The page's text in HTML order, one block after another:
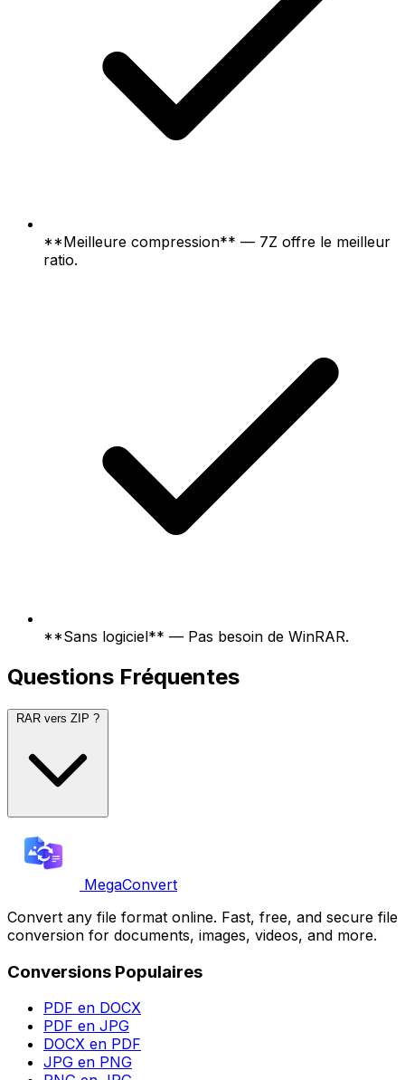
**Meilleure compression** — 7Z offre le meilleur
ratio.
**Sans logiciel** — Pas besoin de WinRAR.
Questions Fréquentes
RAR vers ZIP ?
MegaConvert
Convert any file format online. Fast, free, and secure file
conversion for documents, images, videos, and more.
Conversions Populaires
PDF en DOCX
PDF en JPG
DOCX en PDF
JPG en PNG